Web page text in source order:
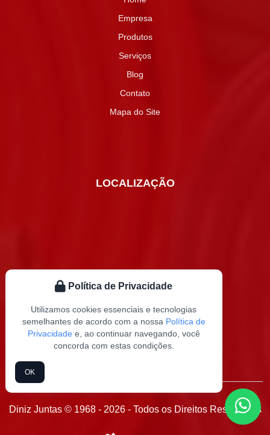
Empresa
Produtos
Serviços
Blog
Contato
Mapa do Site
LOCALIZAÇÃO
Diniz Juntas © 1968 - 2026 - Todos os Direitos Reservados
Política de Privacidade
Utilizamos cookies essenciais e tecnologias
semelhantes de acordo com a nossa Política de
Privacidadee, ao continuar navegando, você
concorda com estas condições.
OK